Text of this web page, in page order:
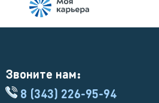
Звоните нам:
8 (343) 226-95-94